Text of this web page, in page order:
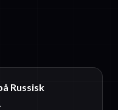
Russisk